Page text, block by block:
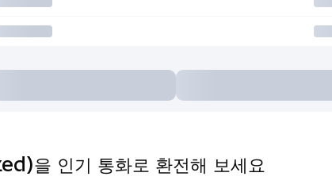
인기 통화로 환전해 보세요